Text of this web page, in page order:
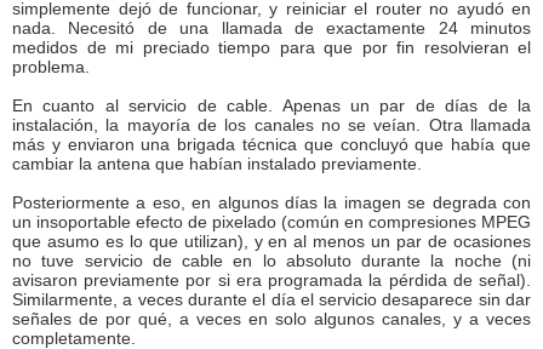
simplemente dejó de funcionar, y reiniciar el router no ayudó en
nada. Necesitó de una llamada de exactamente 24 minutos
medidos de mi preciado tiempo para que por fin resolvieran el
problema.
En cuanto al servicio de cable. Apenas un par de días de la
instalación, la mayoría de los canales no se veían. Otra llamada
más y enviaron una brigada técnica que concluyó que había que
cambiar la antena que habían instalado previamente.
Posteriormente a eso, en algunos días la imagen se degrada con
un insoportable efecto de pixelado (común en compresiones MPEG
que asumo es lo que utilizan), y en al menos un par de ocasiones
no tuve servicio de cable en lo absoluto durante la noche (ni
avisaron previamente por si era programada la pérdida de señal).
Similarmente, a veces durante el día el servicio desaparece sin dar
señales de por qué, a veces en solo algunos canales, y a veces
completamente.